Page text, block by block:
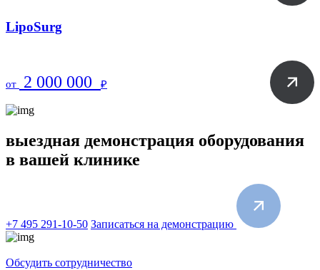
LipoSurg
от 2 000 000 ₽
выездная демонстрация оборудования
в вашей клинике
+7 495 291-10-50 Записаться на демонстрацию
Обсудить сотрудничество